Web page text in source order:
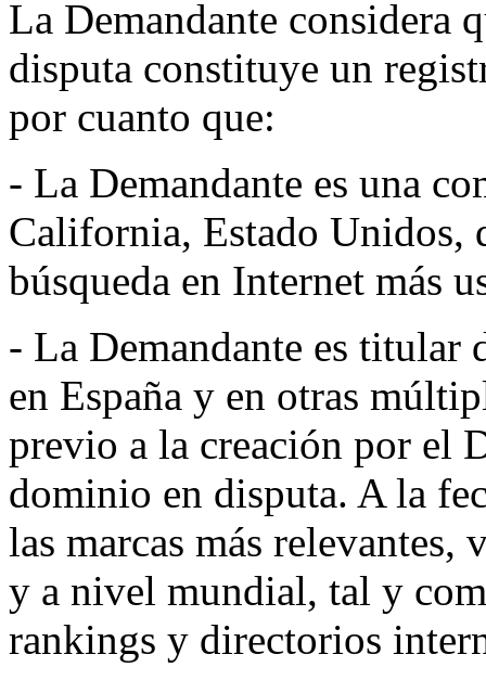
La Demandante considera
disputa constituye un
por cuanto que:
- La Demandante es una
California, Estado Unidos,
búsqueda en Internet más
- La Demandante es titular
en España y en otras
previo a la creación por el
dominio en disputa. A la
las marcas más relevantes,
y a nivel mundial, tal y
rankings y directorios